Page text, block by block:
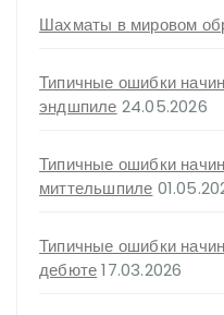
Шахматы в мировом
Типичные ошибки
эндшпиле 24.05.2026
Типичные ошибки
миттельшпиле
Типичные ошибки
дебюте 17.03.2026